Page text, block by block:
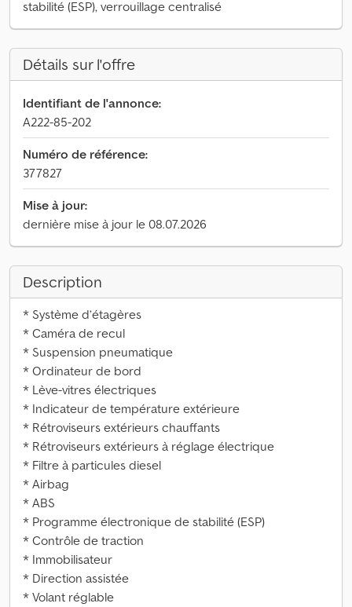
stabilité (ESP), verrouillage centralisé
Détails sur l'offre
Identifiant de l'annonce:
A222-85-202
Numéro de référence:
377827
Mise à jour:
dernière mise à jour le 08.07.2026
Description
* Système d’étagères
* Caméra de recul
* Suspension pneumatique
* Ordinateur de bord
* Lève-vitres électriques
* Indicateur de température extérieure
* Rétroviseurs extérieurs chauffants
* Rétroviseurs extérieurs à réglage électrique
* Filtre à particules diesel
* Airbag
* ABS
* Programme électronique de stabilité (ESP)
* Contrôle de traction
* Immobilisateur
* Direction assistée
* Volant réglable